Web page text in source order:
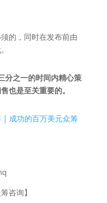
的，同时在发布前由
分之一的时间内精心策
也是至关重要的。
| 成功的百万美元众筹
咨询】